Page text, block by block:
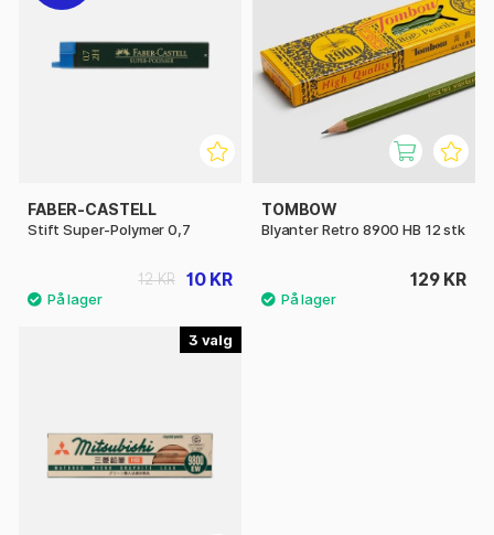
FABER-CASTELL
Stift Super-Polymer 0,7
10 KR
12 KR
TOMBOW
Blyanter Retro 8900 HB 12 stk
129 KR
3